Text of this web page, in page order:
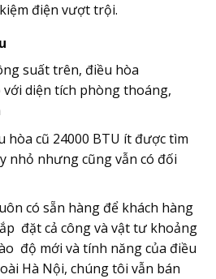
điện vượt trội.
suất trên, điều hòa
với diện tích phòng thoáng,
hòa cũ 24000 BTU ít được tìm
nhỏ nhưng cũng vẫn có đối
có sẵn hàng để khách hàng
đặt cả công và vật tư khoảng
độ mới và tính năng của điều
Hà Nội, chúng tôi vẫn bán